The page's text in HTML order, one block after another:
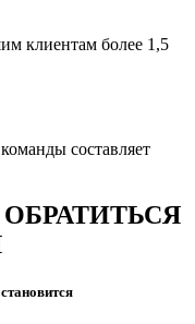
клиентам более 1,5
составляет